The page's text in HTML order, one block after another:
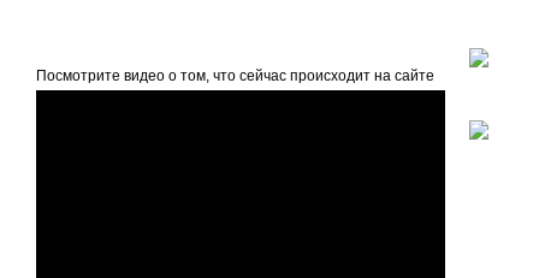
Посмотрите видео о том, что сейчас происходит на сайте